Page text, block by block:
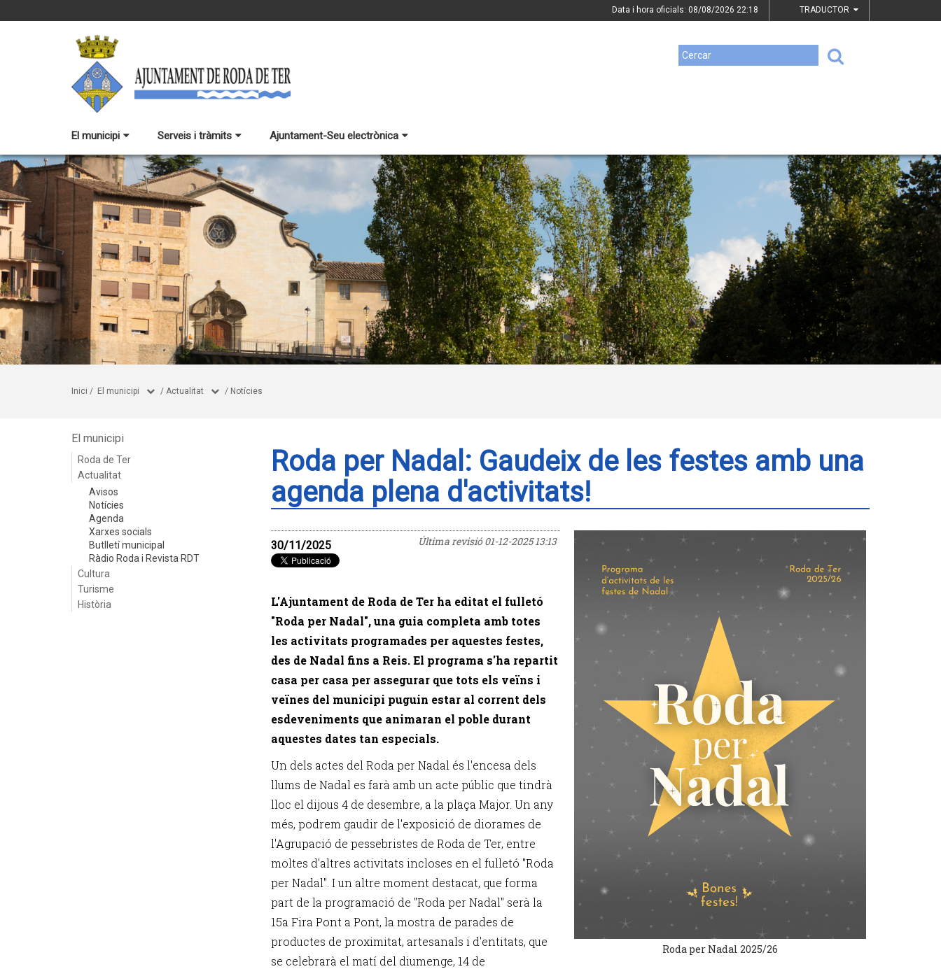
Data i hora oficials: 08/08/2026 22:18 TRADUCTOR
El municipi Serveis i tràmits Ajuntament-Seu electrònica
Inici / El municipi / Actualitat / Notícies
El municipi
Roda de Ter
Actualitat
Avisos
Notícies
Agenda
Xarxes socials
Butlletí municipal
Ràdio Roda i Revista RDT
Cultura
Turisme
Història
Roda per Nadal: Gaudeix de les festes amb una
agenda plena d'activitats!
Última revisió01-12-2025 13:13
30/11/2025
L'Ajuntament de Roda de Ter ha editat el fulletó
"Roda per Nadal", una guia completa amb totes
les activitats programades per aquestes festes,
des de Nadal fins a Reis. El programa s'ha repartit
casa per casa per assegurar que tots els veïns i
veïnes del municipi puguin estar al corrent dels
esdeveniments que animaran el poble durant
aquestes dates tan especials.
Un dels actes del Roda per Nadal és l'encesa dels
llums de Nadal es farà amb un acte públic que tindrà
lloc el dijous 4 de desembre, a la plaça Major. Un any
més, podrem gaudir de l'exposició de diorames de
l'Agrupació de pessebristes de Roda de Ter, entre
moltes d'altres activitats incloses en el fulletó "Roda
per Nadal". I un altre moment destacat, que forma
part de la programació de "Roda per Nadal" serà la
15a Fira Pont a Pont, la mostra de parades de
productes de proximitat, artesanals i d'entitats, que
se celebrarà el matí del diumenge, 14 de
Roda per Nadal 2025/26